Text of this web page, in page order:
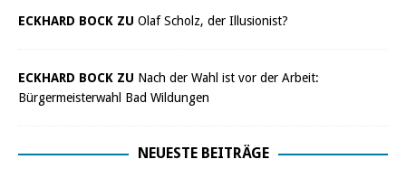
ECKHARD BOCK ZU Olaf Scholz, der Illusionist?
ECKHARD BOCK ZU Nach der Wahl ist vor der Arbeit:
Bürgermeisterwahl Bad Wildungen
NEUESTE BEITRÄGE